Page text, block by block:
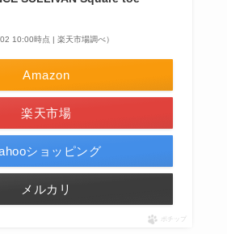
10:00時点 | 楽天市場調べ）
Amazon
楽天市場
ショッピング
メルカリ
ポチップ